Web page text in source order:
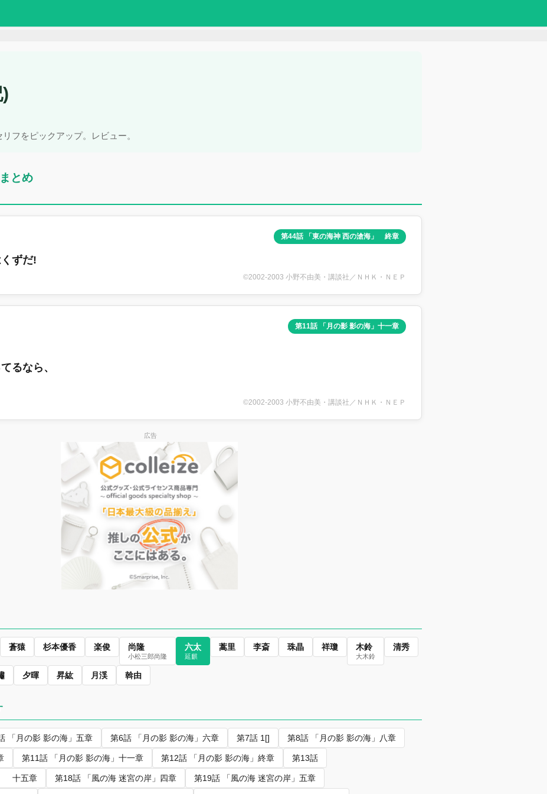
フをピックアップ。レビュー。
とめ
第44話 「東の海神 西の滄海」 終章
ずだ!
©2002-2003 小野不由美・講談社／ＮＨＫ・ＮＥＰ
第11話 「月の影 影の海」十一章
るなら、
©2002-2003 小野不由美・講談社／ＮＨＫ・ＮＥＰ
広告
蒼猿 杉本優香 楽俊 尚隆
小松三郎尚隆
六太
延麒
蒿里 李斎 珠晶 祥瓊 木鈴
大木鈴
清秀
夕暉 昇紘 月渓 斡由
「月の影 影の海」五章 第6話 「月の影 影の海」六章 第7話 1[] 第8話 「月の影 影の海」八章
第11話 「月の影 影の海」十一章 第12話 「月の影 影の海」終章 第13話
十五章 第18話 「風の海 迷宮の岸」四章 第19話 「風の海 迷宮の岸」五章